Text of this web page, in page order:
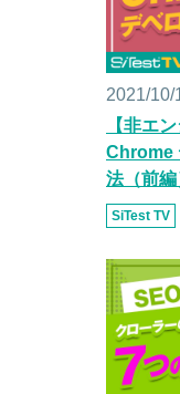
2021/10/
【非エ
Chrome
法（前編
SiTest TV